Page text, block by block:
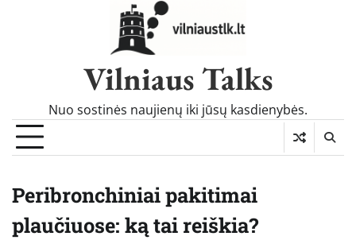
Vilniaus Talks
Nuo sostinės naujienų iki jūsų kasdienybės.
Peribronchiniai pakitimai
plaučiuose: ką tai reiškia?